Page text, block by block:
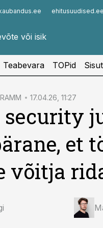
ehitusuudised.ee
Infopank
Teabevara TOPid
17.04.26, 11:27
security
et
võitja